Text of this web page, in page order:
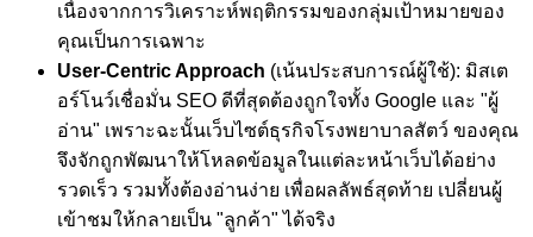
เนื่องจากการวิเคราะห์พฤติกรรมของกลุ่มเป้าหมายของ
คุณเป็นการเฉพาะ
User-Centric Approach (เน้นประสบการณ์ผู้ใช้): มิสเต
อร์โนว์เชื่อมั่น SEO ดีที่สุดต้องถูกใจทั้ง Google และ "ผู้
อ่าน" เพราะฉะนั้นเว็บไซต์ธุรกิจโรงพยาบาลสัตว์ ของคุณ
จึงจักถูกพัฒนาให้โหลดข้อมูลในแต่ละหน้าเว็บได้อย่าง
รวดเร็ว รวมทั้งต้องอ่านง่าย เพื่อผลลัพธ์สุดท้าย เปลี่ยนผู้
เข้าชมให้กลายเป็น "ลูกค้า" ได้จริง